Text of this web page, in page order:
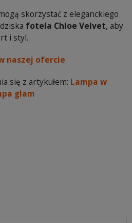
skorzystać z eleganckiego
fotela Chloe Velvet, aby
i styl.
naszej ofercie
się z artykułem: Lampa w
glam